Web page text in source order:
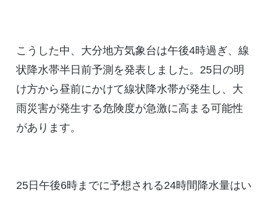
こうした中、大分地方気象台は午後4時過ぎ、線
状降水帯半日前予測を発表しました。25日の明
け方から昼前にかけて線状降水帯が発生し、大
雨災害が発生する危険度が急激に高まる可能性
があります。
25日午後6時までに予想される24時間降水量はい